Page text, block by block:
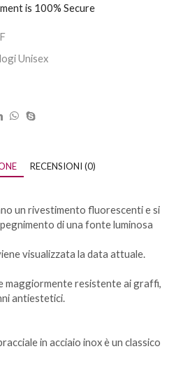
is 100% Secure
Unisex
RECENSIONI (0)
un rivestimento fluorescenti e si
di una fonte luminosa
visualizzata la data attuale.
maggiormente resistente ai graffi,
antiestetici.
in acciaio inox è un classico